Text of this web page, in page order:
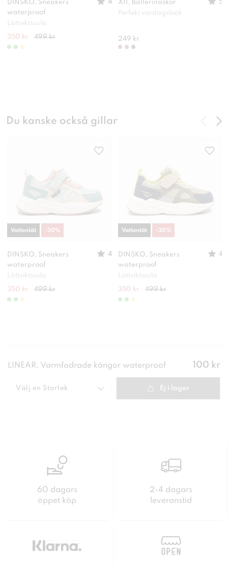
DINSKO, Sneakers
waterproof
4
Lättviktssula
350 kr 499 kr
XIT, Ballerinaskor
5
Perfekt vardagslook
249 kr
Du kanske också gillar
DINSKO, Sneakers
waterproof
4
Lättviktssula
350 kr 499 kr
Vattentät -30%
DINSKO, Sneakers
waterproof
4
Lättviktssula
350 kr 499 kr
Vattentät -30%
LINEAR, Varmfodrade kängor waterproof Pris:
100 kr
Välj en Storlek Ej i lager
60 dagars
öppet köp
2-4 dagars
leveranstid